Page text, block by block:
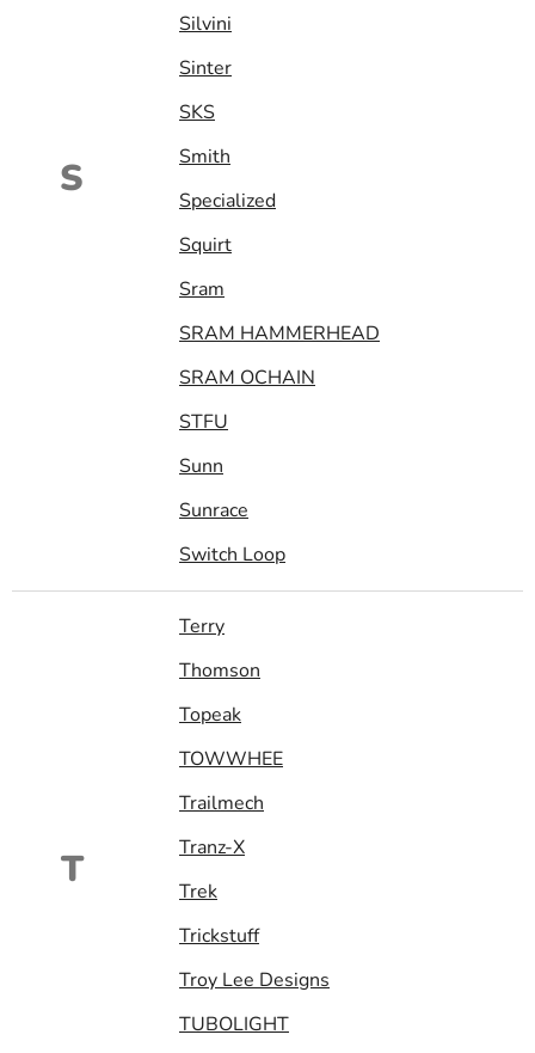
S
Silvini
Sinter
SKS
Smith
Specialized
Squirt
Sram
SRAM HAMMERHEAD
SRAM OCHAIN
STFU
Sunn
Sunrace
Switch Loop
T
Terry
Thomson
Topeak
TOWWHEE
Trailmech
Tranz-X
Trek
Trickstuff
Troy Lee Designs
TUBOLIGHT